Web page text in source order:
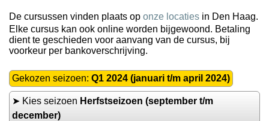
De cursussen vinden plaats op onze locaties in Den Haag.
Elke cursus kan ook online worden bijgewoond. Betaling
dient te geschieden voor aanvang van de cursus, bij
voorkeur per bankoverschrijving.
Gekozen seizoen: Q1 2024 (januari t/m april 2024)
➤ Kies seizoen Herfstseizoen (september t/m
december)